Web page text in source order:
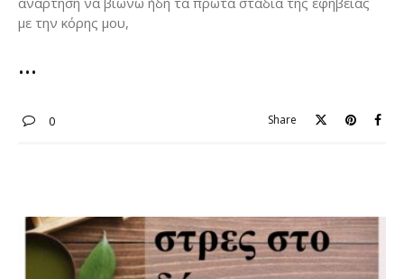
με την κόρης μου,
0 Share